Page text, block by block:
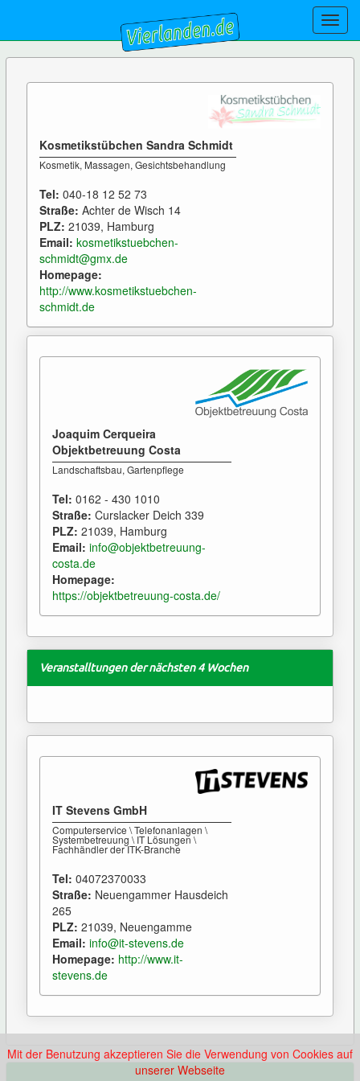
Kosmetikstübchen Sandra Schmidt
Kosmetik, Massagen, Gesichtsbehandlung
Tel: 040-18 12 52 73
Straße: Achter de Wisch 14
PLZ: 21039, Hamburg
Email: kosmetikstuebchen-
schmidt@gmx.de
Homepage:
http://www.kosmetikstuebchen-
schmidt.de
Joaquim Cerqueira
Objektbetreuung Costa
Landschaftsbau, Gartenpflege
Tel: 0162 - 430 1010
Straße: Curslacker Deich 339
PLZ: 21039, Hamburg
Email: info@objektbetreuung-
costa.de
Homepage:
https://objektbetreuung-costa.de/
Veranstalltungen der nächsten 4 Wochen
IT Stevens GmbH
Computerservice \ Telefonanlagen \
Systembetreuung \ IT Lösungen \
Fachhändler der ITK-Branche
Tel: 04072370033
Straße: Neuengammer Hausdeich
265
PLZ: 21039, Neuengamme
Email: info@it-stevens.de
Homepage: http://www.it-
stevens.de
Mit der Benutzung akzeptieren Sie die Verwendung von Cookies auf
unserer Webseite